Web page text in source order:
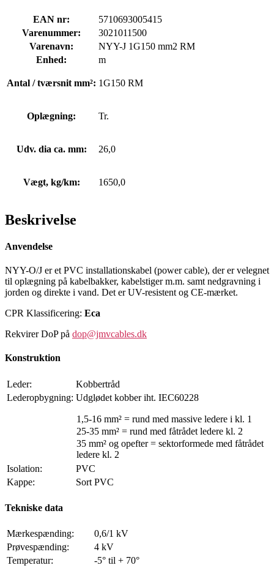
EAN nr:
5710693005415
Varenummer:
3021011500
Varenavn:
NYY-J 1G150 mm2 RM
Enhed:
m
Antal / tværsnit mm²: 1G150 RM
Oplægning: Tr.
Udv. dia ca. mm: 26,0
Vægt, kg/km: 1650,0
Beskrivelse
Anvendelse
NYY-O/J er et PVC installationskabel (power cable), der er velegnet
til oplægning på kabelbakker, kabelstiger m.m. samt nedgravning i
jorden og direkte i vand. Det er UV-resistent og CE-mærket.
CPR Klassificering: Eca
Rekvirer DoP på dop@jmvcables.dk
Konstruktion
Leder:
Kobbertråd
Lederopbygning: Udglødet kobber iht. IEC60228
1,5-16 mm² = rund med massive ledere i kl. 1
25-35 mm² = rund med fåtrådet ledere kl. 2
35 mm² og opefter = sektorformede med fåtrådet
ledere kl. 2
Isolation:
PVC
Kappe:
Sort PVC
Tekniske data
Mærkespænding:
0,6/1 kV
Prøvespænding:
4 kV
Temperatur:
-5° til + 70°